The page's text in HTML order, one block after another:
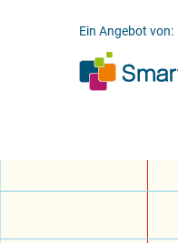
Ein Angebot von: